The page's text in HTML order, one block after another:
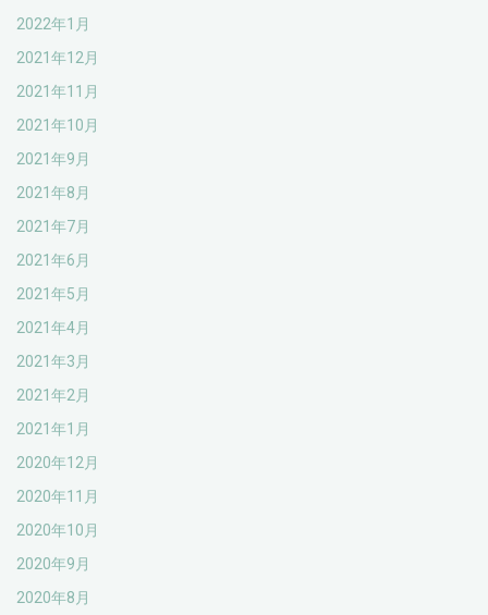
2022年1月
2021年12月
2021年11月
2021年10月
2021年9月
2021年8月
2021年7月
2021年6月
2021年5月
2021年4月
2021年3月
2021年2月
2021年1月
2020年12月
2020年11月
2020年10月
2020年9月
2020年8月